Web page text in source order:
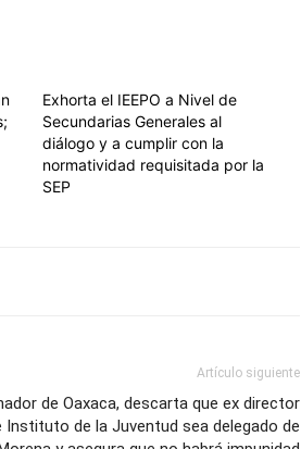
Exhorta el IEEPO a Nivel de
Secundarias Generales al
diálogo y a cumplir con la
normatividad requisitada por la
SEP
Artículo siguiente
de Oaxaca, descarta que ex director
Instituto de la Juventud sea delegado de